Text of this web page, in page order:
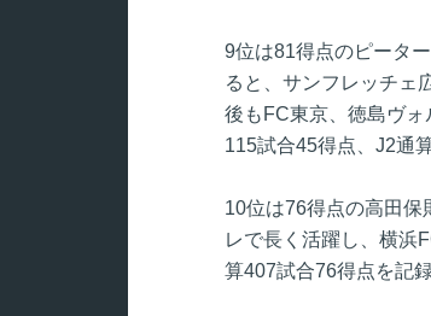
9位は81得点のピータ
ると、サンフレッチェ
後もFC東京、徳島ヴ
115試合45得点、J2通
10位は76得点の高田保
レで長く活躍し、横浜
算407試合76得点を記